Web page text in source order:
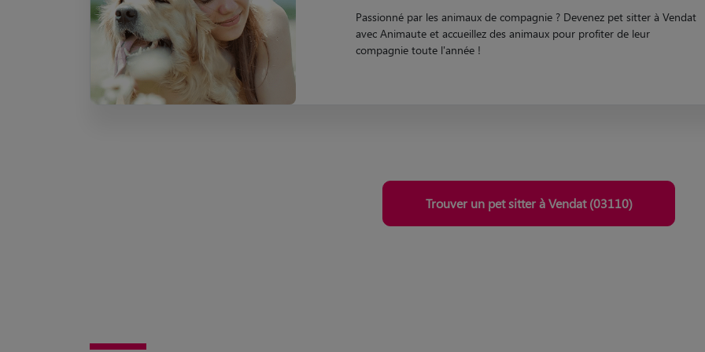
Passionné par les animaux de compagnie ? Devenez pet sitter à Vendat
avec Animaute et accueillez des animaux pour profiter de leur